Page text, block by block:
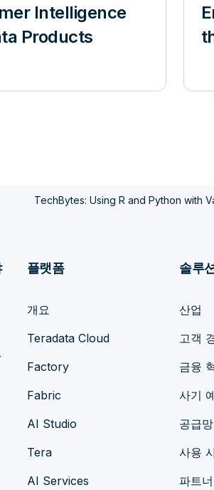
Intelligence
Products
TechBytes: Using R and Python with
플랫폼
개요
Teradata Cloud
Factory
Fabric
AI Studio
Tera
AI Services
솔루
산업
고객
금융
사기
공급망
사용
파트너